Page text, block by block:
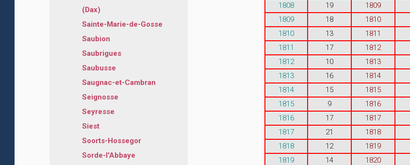
(Dax)
Sainte-Marie-de-Gosse
Saubion
Saubrigues
Saubusse
Saugnac-et-Cambran
Seignosse
Seyresse
Siest
Soorts-Hossegor
Sorde-l'Abbaye
1808
19 1809
1809
18 1810
1810
13 1811
1811
17 1812
1812
10 1813
1813
16 1814
1814
15 1815
1815
9 1816
1816
17 1817
1817
21 1818
1818
12 1819
1819
14 1820